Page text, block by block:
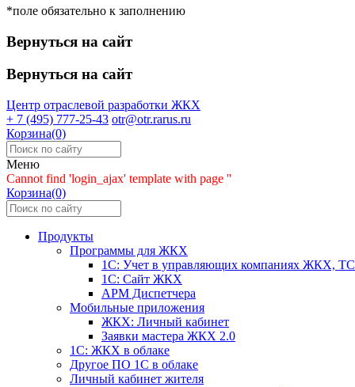
*поле обязательно к заполнению
Вернуться на сайт
Вернуться на сайт
Центр отраслевой разработки ЖКХ
+ 7 (495) 777-25-43 otr@otr.rarus.ru
Корзина(0)
Меню
Cannot find 'login_ajax' template with page ''
Корзина(0)
Продукты
Программы для ЖКХ
1С: Учет в управляющих компаниях ЖКХ,
1С: Сайт ЖКХ
АРМ Диспетчера
Мобильные приложения
ЖКХ: Личный кабинет
Заявки мастера ЖКХ 2.0
1С: ЖКХ в облаке
Другое ПО 1С в облаке
Личный кабинет жителя